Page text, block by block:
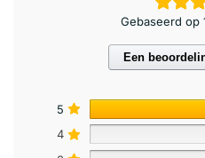
Gebaseerd op
Een
5
4